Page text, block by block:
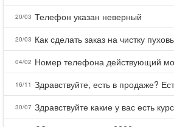
20/03 Телефон указан неверный
20/03 Как сделать заказ на чистку
04/02
16/11
30/07 Здравствуйте какие у вас есть